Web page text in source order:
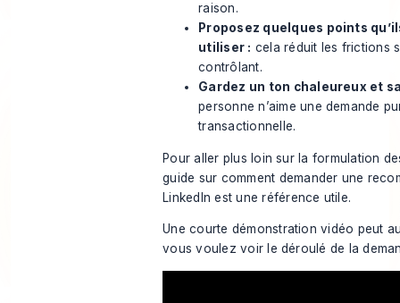
raison.
Proposez quelques points
utiliser : cela réduit les frictions
contrôlant.
Gardez un ton chaleureux et
personne n’aime une demande
transactionnelle.
Pour aller plus loin sur la formulation
guide sur comment demander une
LinkedIn est une référence utile.
Une courte démonstration vidéo peut
vous voulez voir le déroulé de la